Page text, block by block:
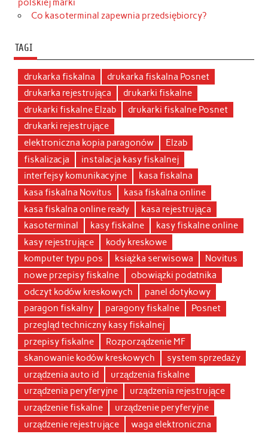
polskiej marki
Co kasoterminal zapewnia przedsiębiorcy?
TAGI
drukarka fiskalna
drukarka fiskalna Posnet
drukarka rejestrująca
drukarki fiskalne
drukarki fiskalne Elzab
drukarki fiskalne Posnet
drukarki rejestrujące
elektroniczna kopia paragonów
Elzab
fiskalizacja
instalacja kasy fiskalnej
interfejsy komunikacyjne
kasa fiskalna
kasa fiskalna Novitus
kasa fiskalna online
kasa fiskalna online ready
kasa rejestrująca
kasoterminal
kasy fiskalne
kasy fiskalne online
kasy rejestrujące
kody kreskowe
komputer typu pos
książka serwisowa
Novitus
nowe przepisy fiskalne
obowiązki podatnika
odczyt kodów kreskowych
panel dotykowy
paragon fiskalny
paragony fiskalne
Posnet
przegląd techniczny kasy fiskalnej
przepisy fiskalne
Rozporządzenie MF
skanowanie kodów kreskowych
system sprzedaży
urządzenia auto id
urządzenia fiskalne
urządzenia peryferyjne
urządzenia rejestrujące
urządzenie fiskalne
urządzenie peryferyjne
urządzenie rejestrujące
waga elektroniczna